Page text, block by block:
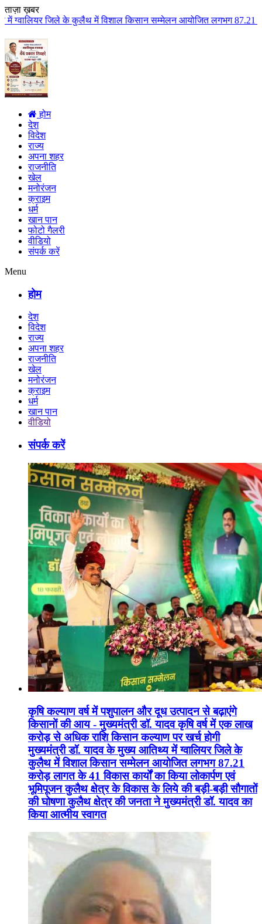
ताज़ा ख़बर
किसान सम्मेलन आयोजित लगभग 87.21 करोड़ लागत के 41
होम
देश
विदेश
राज्य
अपना शहर
राजनीति
खेल
मनोरंजन
क्राइम
धर्म
खान पान
फोटो गैलरी
वीडियो
संपर्क करें
Menu
होम
देश
विदेश
राज्य
अपना शहर
राजनीति
खेल
मनोरंजन
क्राइम
धर्म
खान पान
वीडियो
संपर्क करें
कृषि कल्याण वर्ष में पशुपालन और दूध उत्पादन से बढ़ाएंगे
किसानों की आय - मुख्यमंत्री डॉ. यादव कृषि वर्ष में एक लाख
करोड़ से अधिक राशि किसान कल्याण पर खर्च होगी
मुख्यमंत्री डॉ. यादव के मुख्य आतिथ्य में ग्वालियर जिले के
कुलैथ में विशाल किसान सम्मेलन आयोजित लगभग 87.21
करोड़ लागत के 41 विकास कार्यों का किया लोकार्पण एवं
भूमिपूजन कुलैथ क्षेत्र के विकास के लिये की बड़ी-बड़ी सौगातों
की घोषणा कुलैथ क्षेत्र की जनता ने मुख्यमंत्री डॉ. यादव का
किया आत्मीय स्वागत